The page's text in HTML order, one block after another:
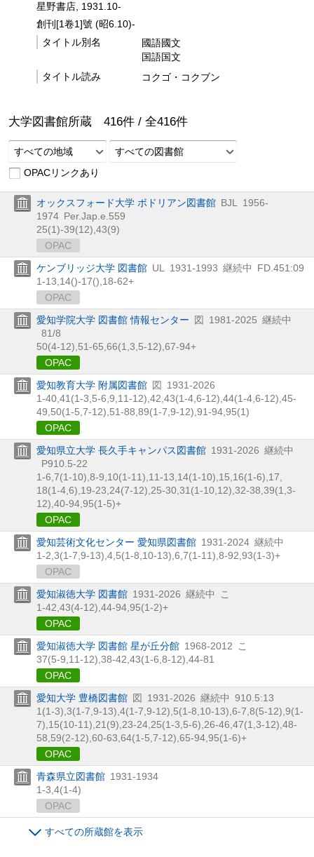
星野書店, 1931.10-
創刊[1卷1]號 (昭6.10)-
タイトル別名
國語國文
国語国文
タイトル読み
コクゴ・コクブン
大学図書館所蔵 416件 / 全416件
すべての地域
すべての図書館
OPACリンクあり
オックスフォード大学 ボドリアン図書館 BJL
1956-
1974 Per.Jap.e.559
25(1)-39(12), 43(9)
OPAC
ケンブリッジ大学 図書館 UL 1931-1993 継続中
FD.451:09
1-13, 14()-17(), 18-62+
OPAC
愛知学院大学 図書館 情報センター 図 1981-2025 継続中
81/8
50(4-12), 51-65, 66(1, 3, 5-12), 67-94+
OPAC
愛知教育大学 附属図書館 図 1931-2026
1-40, 41(1-3, 5-6, 9, 11-12), 42, 43(1-4, 6-12), 44(1-4, 6-12), 45-
49, 50(1-5, 7-12), 51-88, 89(1-7, 9-12), 91-94, 95(1)
OPAC
愛知県立大学 長久手キャンパス図書館 1931-2026 継続中
P910.5-22
1-6, 7(1-10), 8-9, 10(1-11), 11-13, 14(1-10), 15, 16(1-6), 17,
18(1-4, 6), 19-23, 24(7-12), 25-30, 31(1-10, 12), 32-38, 39(1, 3-
12), 40-94, 95(1-5)+
OPAC
愛知芸術文化センター 愛知県図書館 1931-2024 継続中
1-2, 3(1-7, 9-13), 4, 5(1-8, 10-13), 6, 7(1-11), 8-92, 93(1-3)+
OPAC
愛知淑徳大学 図書館 1931-2026 継続中
こ
1-42, 43(4-12), 44-94, 95(1-2)+
OPAC
愛知淑徳大学 図書館 星が丘分館 1968-2012
こ
37(5-9, 11-12), 38-42, 43(1-6, 8-12), 44-81
OPAC
愛知大学 豊橋図書館 図 1931-2026 継続中 910.5:13
1(1-3), 3(1-7, 9-13), 4(1-7, 9-12), 5(1-8, 10-13), 6-7, 8(5-12), 9(1-
7), 15(10-11), 21(9), 23-24, 25(1-3, 5-6), 26-46, 47(1, 3-12), 48-
58, 59(2-12), 60-63, 64(1-5, 7-12), 65-94, 95(1-6)+
OPAC
青森県立図書館 1931-1934
1-3, 4(1-4)
OPAC
すべての所蔵館を表示